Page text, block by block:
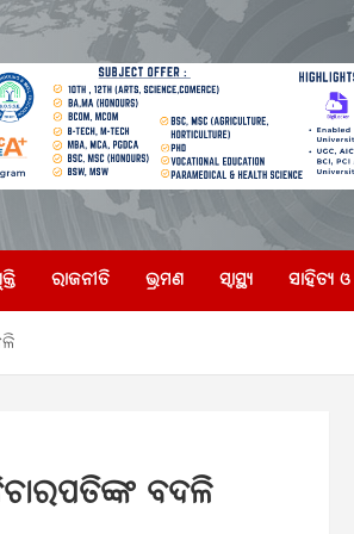
ରାଜନୀତି ଭ୍ରମଣ ସ୍ୱାସ୍ଥ୍ୟ ସାହିତ୍ୟ ଓ
ବଦଳି